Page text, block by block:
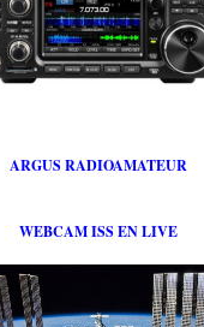
ARGUS RADIOAMATEUR
WEBCAM ISS EN LIVE